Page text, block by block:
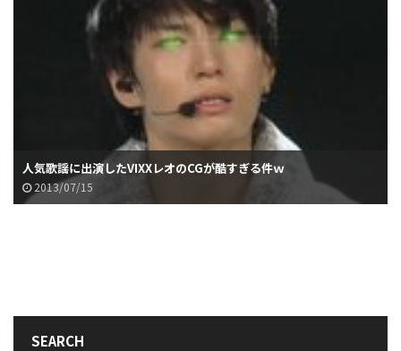
人気歌謡に出演したVIXXレオのCGが酷すぎる件ｗ
2013/07/15
SEARCH